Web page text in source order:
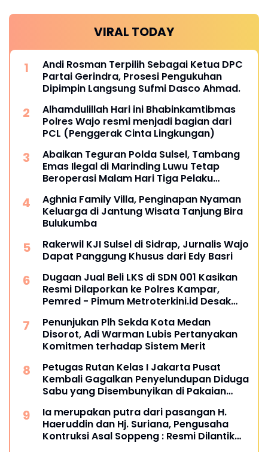
VIRAL TODAY
Andi Rosman Terpilih Sebagai Ketua DPC
Partai Gerindra, Prosesi Pengukuhan
Dipimpin Langsung Sufmi Dasco Ahmad.
Alhamdulillah Hari ini Bhabinkamtibmas
Polres Wajo resmi menjadi bagian dari
PCL (Penggerak Cinta Lingkungan)
Abaikan Teguran Polda Sulsel, Tambang
Emas Ilegal di Marinding Luwu Tetap
Beroperasi Malam Hari Tiga Pelaku
Aghnia Family Villa, Penginapan Nyaman
Keluarga di Jantung Wisata Tanjung Bira
Bulukumba
Rakerwil KJI Sulsel di Sidrap, Jurnalis Wajo
Dapat Panggung Khusus dari Edy Basri
Dugaan Jual Beli LKS di SDN 001 Kasikan
Resmi Dilaporkan ke Polres Kampar,
Pemred - Pimum Metroterkini.id Desak
Penunjukan Plh Sekda Kota Medan
Disorot, Adi Warman Lubis Pertanyakan
Komitmen terhadap Sistem Merit
Petugas Rutan Kelas I Jakarta Pusat
Kembali Gagalkan Penyelundupan Diduga
Sabu yang Disembunyikan di Pakaian
Ia merupakan putra dari pasangan H.
Haeruddin dan Hj. Suriana, Pengusaha
Kontruksi Asal Soppeng : Resmi Dilantik